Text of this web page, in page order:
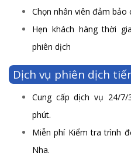
Chọn nhân viên đảm
Hẹn khách hàng thời
phiên dịch
Dịch vụ phiên dịch
Cung cấp dịch vụ 24/7/
phút.
Miễn phí Kiểm tra trình
Nha.